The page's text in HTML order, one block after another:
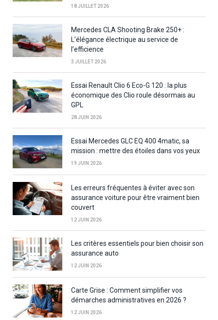
18 JUILLET 2026
Mercedes CLA Shooting Brake 250+ :
L’élégance électrique au service de
l’efficience
3 JUILLET 2026
Essai Renault Clio 6 Eco-G 120 : la plus
économique des Clio roule désormais au
GPL
28 JUIN 2026
Essai Mercedes GLC EQ 400 4matic, sa
mission : mettre des étoiles dans vos yeux
19 JUIN 2026
Les erreurs fréquentes à éviter avec son
assurance voiture pour être vraiment bien
couvert
12 JUIN 2026
Les critères essentiels pour bien choisir son
assurance auto
12 JUIN 2026
Carte Grise : Comment simplifier vos
démarches administratives en 2026 ?
12 JUIN 2026